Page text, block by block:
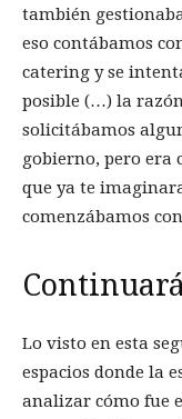
también
eso contábamos
catering y se
posible (…) la razón
solicitábamos
gobierno, pero era
que ya te
comenzábamos
Lo visto en esta
espacios donde la
analizar cómo fue